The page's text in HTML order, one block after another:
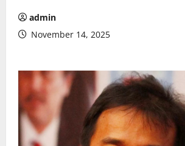
admin
November 14, 2025